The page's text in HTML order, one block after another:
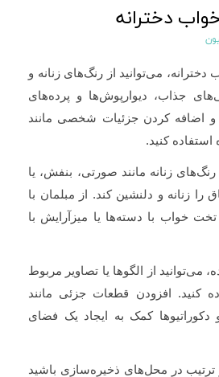
دخترانه
می‌توانید از رنگ‌های زنانه و
جذاب، دیوارپوش‌ها و پرده‌های
و اضافه کردن جزئیات شخصی مانند
کنید.
رنگ‌های زنانه مانند صورتی، بنفش، یا
را زنانه و دلنشین کند. از مبلمان با
خواب با دسته‌ها یا میزآرایش با
می‌توانید از الگوها یا تصاویر مربوط
کنید. افزودن قطعات جزئی مانند
دکوراتیوها کمک به ایجاد یک فضای
در محل‌های ذخیره‌سازی باشید